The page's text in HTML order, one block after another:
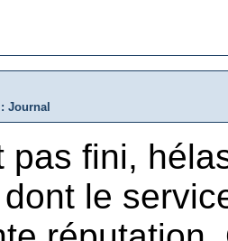
: Journal
pas fini,
le